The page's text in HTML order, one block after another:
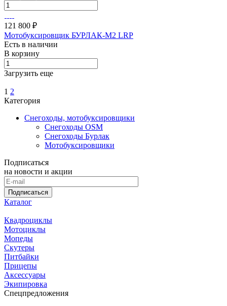
121 800 ₽
Мотобуксировщик БУРЛАК-M2 LRP
Есть в наличии
В корзину
Загрузить еще
1 2
Категория
Снегоходы, мотобуксировщики
Снегоходы OSM
Снегоходы Бурлак
Мотобуксировщики
Подписаться
на новости и акции
Подписаться
Каталог
Квадроциклы
Мотоциклы
Мопеды
Скутеры
Питбайки
Прицепы
Аксессуары
Экипировка
Спецпредложения